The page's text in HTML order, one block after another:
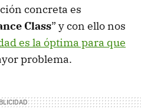
concreta es
Class” y con ello nos
es la óptima para que
problema.